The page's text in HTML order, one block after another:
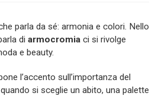
parla da sé: armonia e colori. Nello
di armocromia ci si rivolge
e beauty.
l’accento sull’importanza del
quando si sceglie un abito, una palette